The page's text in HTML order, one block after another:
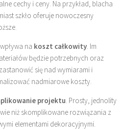
cechy i ceny. Na przykład, blacha
szkło oferuje nowoczesny
na koszt całkowity . Im
będzie potrzebnych oraz
się nad wymiarami i
nadmiarowe koszty.
projektu . Prosty, jednolity
niż skomplikowane rozwiązania z
elementami dekoracyjnymi.